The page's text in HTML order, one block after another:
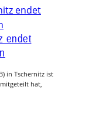
endet
in Tschernitz ist
hat,